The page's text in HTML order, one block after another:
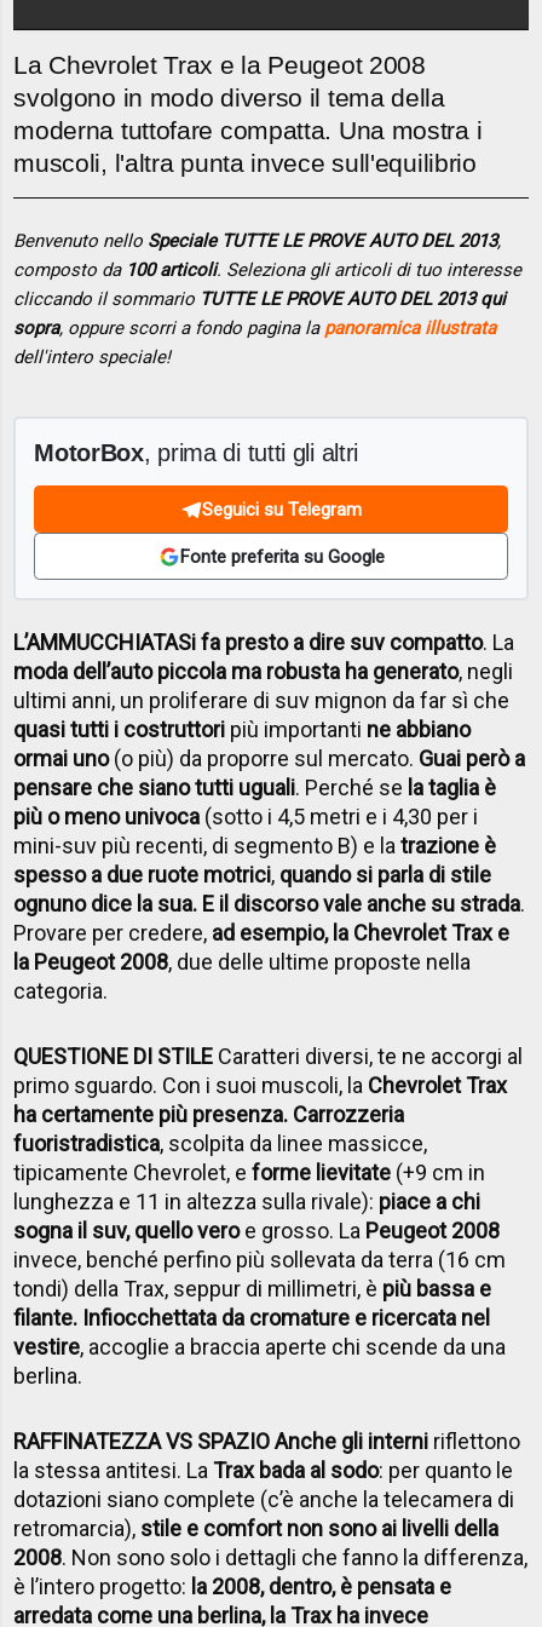
La Chevrolet Trax e la Peugeot 2008
svolgono in modo diverso il tema della
moderna tuttofare compatta. Una mostra i
muscoli, l'altra punta invece sull'equilibrio
Benvenuto nello Speciale TUTTE LE PROVE AUTO DEL 2013,
composto da 100 articoli. Seleziona gli articoli di tuo interesse
cliccando il sommario TUTTE LE PROVE AUTO DEL 2013 qui
sopra, oppure scorri a fondo pagina la panoramica illustrata
dell'intero speciale!
MotorBox, prima di tutti gli altri
Seguici su Telegram
Fonte preferita su Google
L’AMMUCCHIATASi fa presto a dire suv compatto. La
moda dell’auto piccola ma robusta ha generato, negli
ultimi anni, un proliferare di suv mignon da far sì che
quasi tutti i costruttori più importanti ne abbiano
ormai uno(o più) da proporre sul mercato. Guai però a
pensare che siano tutti uguali. Perché se la taglia è
più o meno univoca (sotto i 4,5 metri e i 4,30 per i
mini-suv più recenti, di segmento B) e latrazione è
spesso a due ruote motrici, quando si parla di stile
ognuno dice la sua. E il discorso vale anche su strada.
Provare per credere, ad esempio, la Chevrolet Trax e
la Peugeot 2008, due delle ultime proposte nella
categoria.
QUESTIONE DI STILE Caratteri diversi, te ne accorgi al
primo sguardo. Con i suoi muscoli, la Chevrolet Trax
ha certamente più presenza. Carrozzeria
fuoristradistica, scolpita da linee massicce,
tipicamente Chevrolet, eforme lievitate (+9 cm in
lunghezza e 11 in altezza sulla rivale): piace a chi
sogna il suv, quello veroe grosso. La Peugeot 2008
invece, benché perfino più sollevata da terra (16 cm
tondi) della Trax, seppur di millimetri, è più bassa e
filante. Infiocchettata da cromature e ricercata nel
vestire, accoglie a braccia aperte chi scende da una
berlina.
RAFFINATEZZA VS SPAZIO Anche gli interni riflettono
la stessa antitesi. LaTrax bada al sodo: per quanto le
dotazioni siano complete (c’è anche la telecamera di
retromarcia), stile e comfort non sono ai livelli della
2008. Non sono solo i dettagli che fanno la differenza,
è l’intero progetto: la 2008, dentro, è pensata e
arredata come una berlina, la Trax ha invece